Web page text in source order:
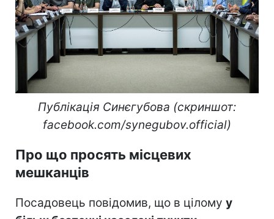
Публікація Синєгубова (скриншот:
facebook.com/synegubov.official)
Про що просять місцевих
мешканців
Посадовець повідомив, що в цілому у